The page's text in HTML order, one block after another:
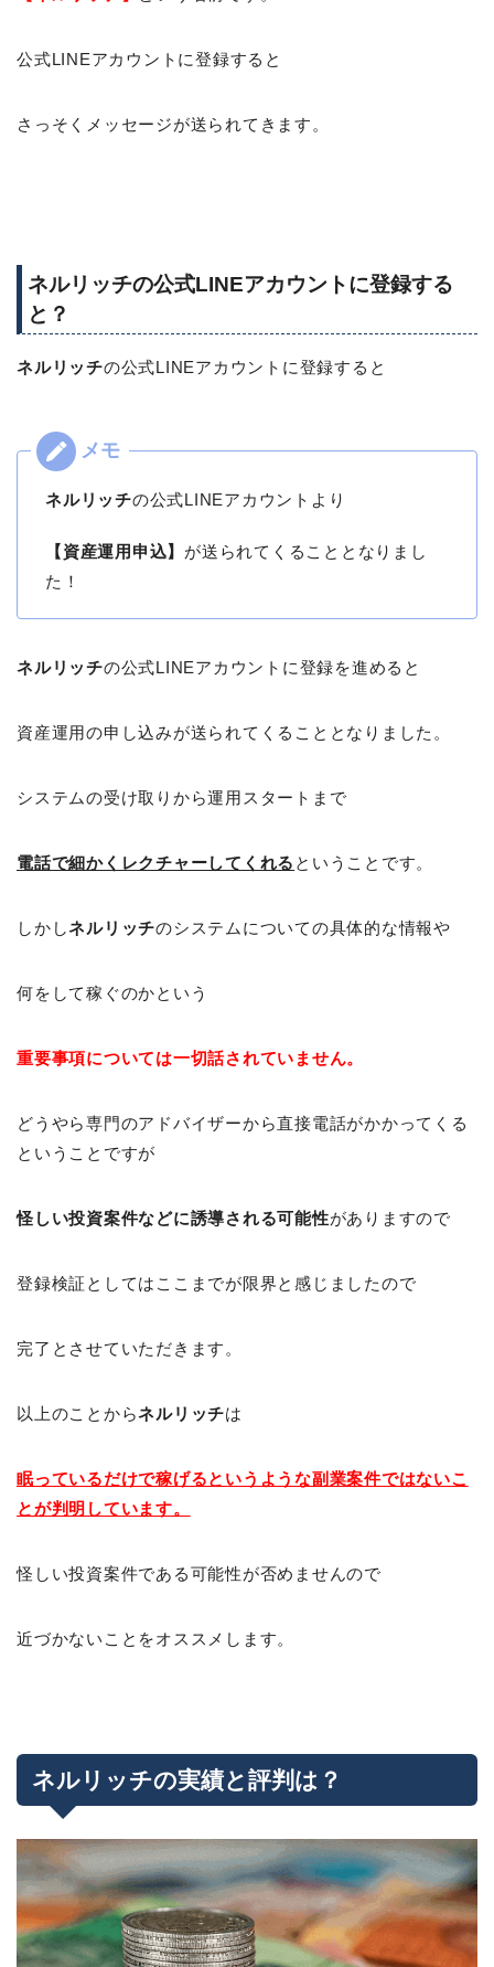
公式LINEアカウントに登録すると
さっそくメッセージが送られてきます。
ネルリッチの公式LINEアカウントに登録する
と？
ネルリッチの公式LINEアカウントに登録すると
ネルリッチの公式LINEアカウントより
【資産運用申込】 が送られてくることとなりまし
た！
ネルリッチの公式LINEアカウントに登録を進めると
資産運用の申し込みが送られてくることとなりました。
システムの受け取りから運用スタートまで
電話で細かくレクチャーしてくれる ということです。
しかしネルリッチのシステムについての具体的な情報や
何をして稼ぐのかという
重要事項については一切話されていません。
どうやら専門のアドバイザーから直接電話がかかってくる
ということですが
怪しい投資案件などに誘導される可能性がありますので
登録検証としてはここまでが限界と感じましたので
完了とさせていただきます。
以上のことからネルリッチは
眠っているだけで稼げるというような副業案件ではないこ
とが判明しています。
怪しい投資案件である可能性が否めませんので
近づかないことをオススメします。
ネルリッチの実績と評判は？